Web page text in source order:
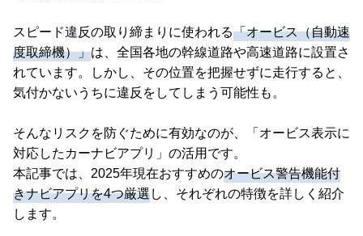
スピード違反の取り締まりに使われる「オービス（自動速
度取締機）」は、全国各地の幹線道路や高速道路に設置さ
れています。しかし、その位置を把握せずに走行すると、
気付かないうちに違反をしてしまう可能性も。
そんなリスクを防ぐために有効なのが、「オービス表示に
対応したカーナビアプリ」の活用です。
本記事では、2025年現在おすすめのオービス警告機能付
きナビアプリを4つ厳選し、それぞれの特徴を詳しく紹介
します。